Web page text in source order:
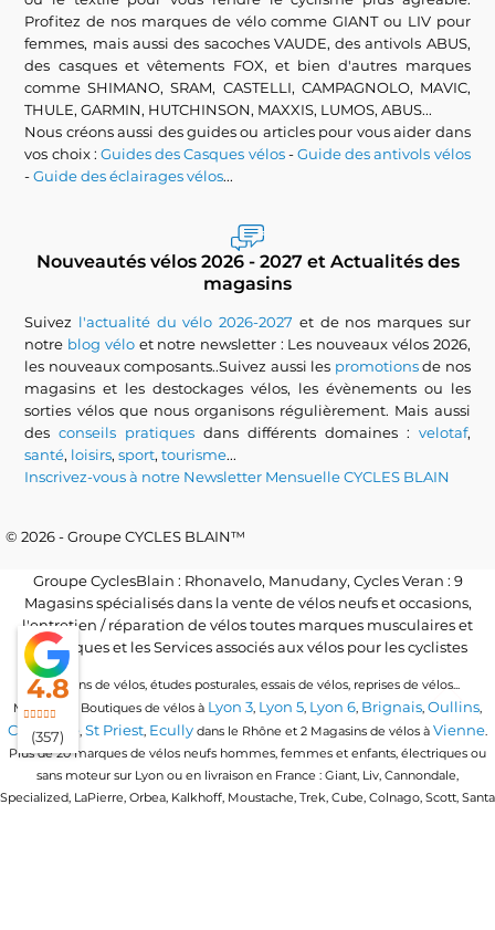
Profitez de nos marques de vélo comme GIANT ou LIV pour
femmes, mais aussi des sacoches VAUDE, des antivols ABUS,
des casques et vêtements FOX, et bien d'autres marques
comme SHIMANO, SRAM, CASTELLI, CAMPAGNOLO, MAVIC,
THULE, GARMIN, HUTCHINSON, MAXXIS, LUMOS, ABUS...
Nous créons aussi des guides ou articles pour vous aider dans
vos choix :Guides des Casques vélos-Guide des antivols vélos
-Guide des éclairages vélos...
Nouveautés vélos 2026 - 2027 et Actualités des
magasins
Suivez l'actualité du vélo 2026-2027 et de nos marques sur
notre blog véloet notre newsletter : Les nouveaux vélos 2026,
les nouveaux composants..Suivez aussi les promotionsde nos
magasins et les destockages vélos, les évènements ou les
sorties vélos que nous organisons régulièrement. Mais aussi
desconseils pratiques dans différents domaines : velotaf,
santé, loisirs,sport,tourisme...
Inscrivez-vous à notre Newsletter Mensuelle CYCLES BLAIN
© 2026 - Groupe CYCLES BLAIN™
Groupe CyclesBlain : Rhonavelo, Manudany, Cycles Veran : 9
Magasins spécialisés dans la vente de vélos neufs et occasions,
l'entretien / réparation de vélos toutes marques musculaires et
électriques et les Services associés aux vélos pour les cyclistes
Locations de vélos, études posturales, essais de vélos, reprises de vélos...
Magasins / Boutiques de vélos à Lyon 3, Lyon 5, Lyon 6, Brignais, Oullins,
Craponne, St Priest, Ecully dans le Rhône et 2 Magasins de vélos à Vienne.
Plus de 20 marques de vélos neufs hommes, femmes et enfants, électriques ou
sans moteur sur Lyon ou en livraison en France : Giant, Liv, Cannondale,
Specialized, LaPierre, Orbea, Kalkhoff, Moustache, Trek, Cube, Colnago, Scott, Santa
4.8
(357)